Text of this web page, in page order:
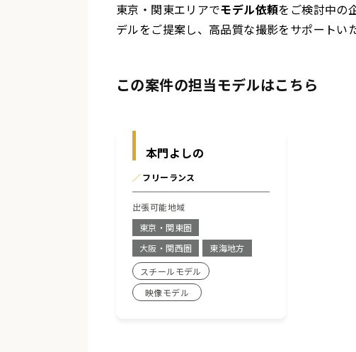
東京・関東エリアでモデル依頼をご検討中の
デルをご提案し、高品質な撮影をサポートい
この案件の担当モデルはこちら
本門よしの
／フリーランス
出張可能地域
東京・関東圏
大阪・関西圏
東海地方
スチールモデル
映像モデル